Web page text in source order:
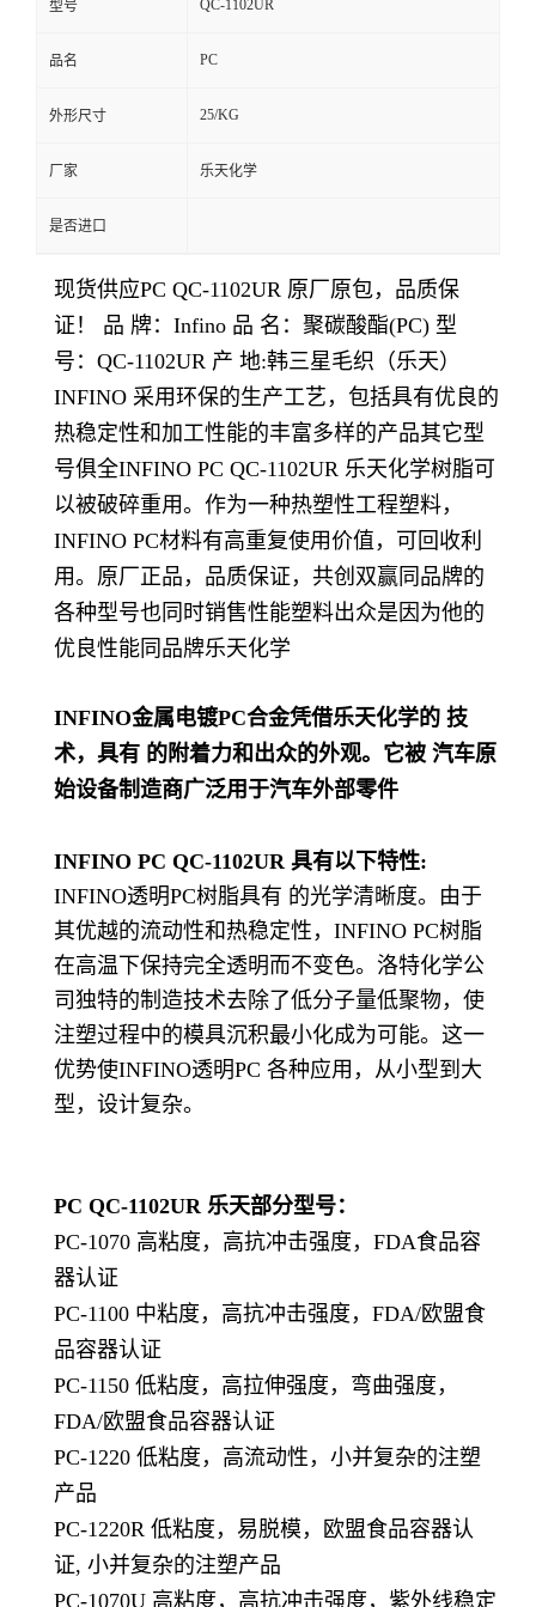
言
型号 QC-1102UR
品名 PC
外形尺寸 25/KG
厂家 乐天化学
是否进口
现货供应PC QC-1102UR 原厂原包，品质保
证！ 品 牌：Infino 品 名：聚碳酸酯(PC) 型
号：QC-1102UR 产 地:韩三星毛织（乐天）
INFINO 采用环保的生产工艺，包括具有优良的
热稳定性和加工性能的丰富多样的产品其它型
号俱全INFINO PC QC-1102UR 乐天化学树脂可
以被破碎重用。作为一种热塑性工程塑料，
INFINO PC材料有高重复使用价值，可回收利
用。原厂正品，品质保证，共创双赢同品牌的
各种型号也同时销售性能塑料出众是因为他的
优良性能同品牌乐天化学
INFINO金属电镀PC合金凭借乐天化学的 技
术，具有 的附着力和出众的外观。它被 汽车原
始设备制造商广泛用于汽车外部零件
INFINO PC QC-1102UR 具有以下特性:
INFINO透明PC树脂具有 的光学清晰度。由于
其优越的流动性和热稳定性，INFINO PC树脂
在高温下保持完全透明而不变色。洛特化学公
司独特的制造技术去除了低分子量低聚物，使
注塑过程中的模具沉积最小化成为可能。这一
优势使INFINO透明PC 各种应用，从小型到大
型，设计复杂。
PC QC-1102UR 乐天部分型号：
PC-1070 高粘度，高抗冲击强度，FDA食品容
器认证
PC-1100 中粘度，高抗冲击强度，FDA/欧盟食
品容器认证
PC-1150 低粘度，高拉伸强度，弯曲强度，
FDA/欧盟食品容器认证
PC-1220 低粘度，高流动性，小并复杂的注塑
产品
PC-1220R 低粘度，易脱模，欧盟食品容器认
证, 小并复杂的注塑产品
PC-1070U 高粘度，高抗冲击强度，紫外线稳定